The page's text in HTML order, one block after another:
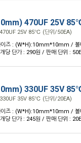
470UF 25V
25V 85℃ (단위/50EA)
즈 : (W*H):10mm*10mm / 볼
단가 : 290원 / 판매 단위 :
330UF 35V
35V 85℃ (단위/20EA)
즈 : (W*H):10mm*10mm / 볼
단가 : 245원 / 판매 단위 :